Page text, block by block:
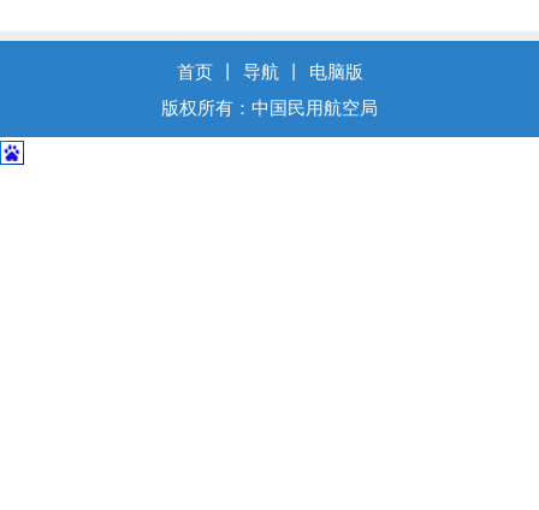
首页 丨 导航 丨
电脑版
版权所有：中国民用航空局